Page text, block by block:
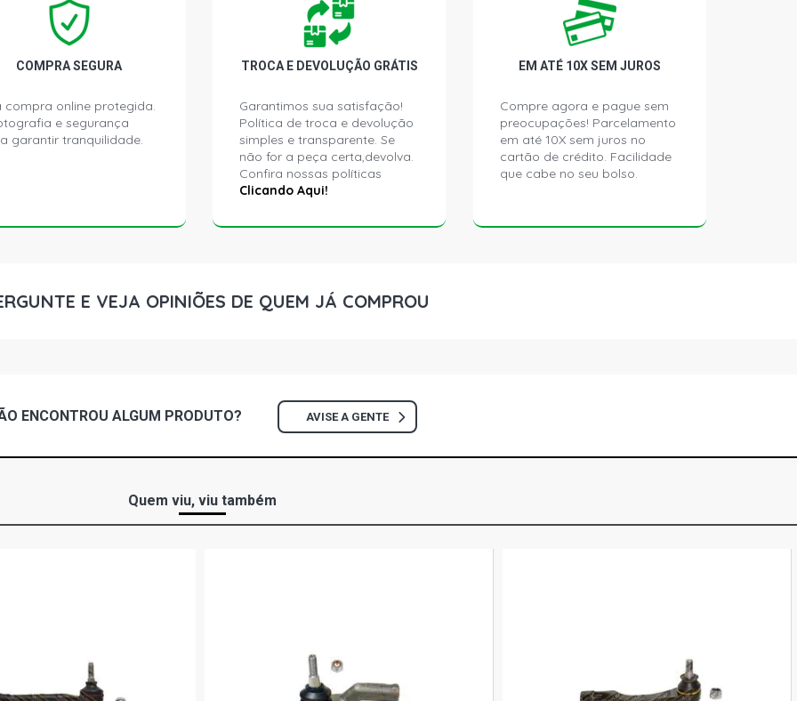
CORSA HATCH MAXX HATCH 1.4 8V ECONOFLEX
N14YF FLEX (2004 - 2012)
CORSA HATCH PREMIUM HATCH 1.4 8V
ECONOFLEX N14YF FLEX (2008 - 2012)
CORSA HATCH SS HATCH 1.8 8V FLEX (2006 -
2009)
CORSA HATCH JOY HATCH 1.8 8V GASOLINA
CORSA HATCH PREMIUM HATCH 1.8 8V
N14YF FLEX (2004 - 2012)
COMPRA SEGURA
compra online protegida.
e segurança
garantir tranquilidade.
TROCA E DEVOLUÇÃO GRÁTIS
Garantimos sua satisfação!
Política de troca e devolução
simples e transparente. Se
não for a peça certa,devolva.
Confira nossas políticas
Clicando Aqui!
EM ATÉ 10X SEM JUROS
Compre agora e pague sem
preocupações! Parcelamento
em até 10X sem juros no
cartão de crédito. Facilidade
que cabe no seu bolso.
E VEJA OPINIÕES DE QUEM JÁ COMPROU
ENCONTROU ALGUM PRODUTO? AVISE A GENTE
Quem viu, viu também